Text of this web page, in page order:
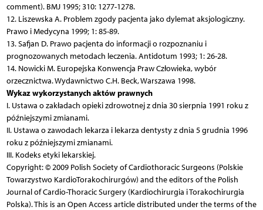
comment). BMJ 1995; 310: 1277-1278.
12. Liszewska A. Problem zgody pacjenta jako dylemat aksjologiczny.
Prawo i Medycyna 1999; 1: 85-89.
13. Safjan D. Prawo pacjenta do informacji o rozpoznaniu i
prognozowanych metodach leczenia. Antidotum 1993; 1: 26-28.
14. Nowicki M. Europejska Konwencja Praw Człowieka, wybór
orzecznictwa. Wydawnictwo C.H. Beck, Warszawa 1998.
Wykaz wykorzystanych aktów prawnych
I. Ustawa o zakładach opieki zdrowotnej z dnia 30 sierpnia 1991 roku z
późniejszymi zmianami.
II. Ustawa o zawodach lekarza i lekarza dentysty z dnia 5 grudnia 1996
roku z późniejszymi zmianami.
III. Kodeks etyki lekarskiej.
Copyright: © 2009 Polish Society of Cardiothoracic Surgeons (Polskie
Towarzystwo KardioTorakochirurgów) and the editors of the Polish
Journal of Cardio-Thoracic Surgery (Kardiochirurgia i Torakochirurgia
Polska). This is an Open Access article distributed under the terms of the